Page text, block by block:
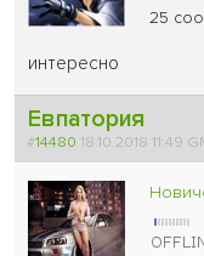
25
интересно
Евпатория
#14480 18.10.2018 11:49